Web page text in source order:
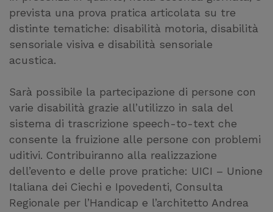
prevista una prova pratica articolata su tre
distinte tematiche: disabilità motoria, disabilità
sensoriale visiva e disabilità sensoriale
acustica.
Sarà possibile la partecipazione di persone con
varie disabilità grazie all’utilizzo in sala del
sistema di trascrizione speech-to-text che
consente la fruizione alle persone con problemi
uditivi. Contribuiranno alla realizzazione
dell’evento e delle prove pratiche: UICI – Unione
Italiana dei Ciechi e Ipovedenti, Consulta
Regionale per l’Handicap e l’architetto Andrea